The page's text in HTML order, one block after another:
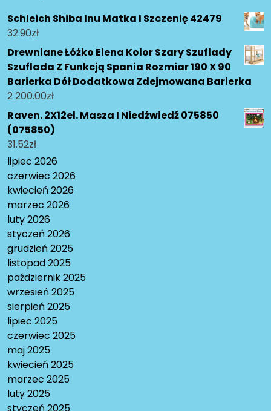
Schleich Shiba Inu Matka I Szczenię 42479
32.90zł
Drewniane Łóżko Elena Kolor Szary Szuflady
Szuflada Z Funkcją Spania Rozmiar 190 X 90
Barierka Dół Dodatkowa Zdejmowana Barierka
2 200.00zł
Raven. 2X12el. Masza I Niedźwiedź 075850
(075850)
31.52zł
lipiec 2026
czerwiec 2026
kwiecień 2026
marzec 2026
luty 2026
styczeń 2026
grudzień 2025
listopad 2025
październik 2025
wrzesień 2025
sierpień 2025
lipiec 2025
czerwiec 2025
maj 2025
kwiecień 2025
marzec 2025
luty 2025